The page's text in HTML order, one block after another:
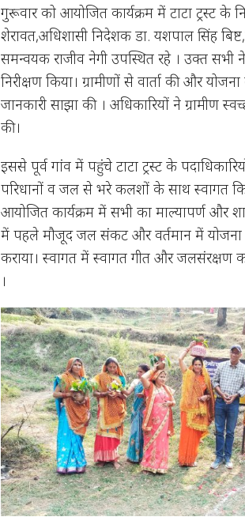
गुरूवार को आयोजित कार्यक्रम में टाटा ट्रस्ट के
शेरावत,अधिशासी निदेशक डा. यशपाल सिंह
समन्वयक राजीव नेगी उपस्थित रहे । उक्त
निरीक्षण किया। ग्रामीणों से वार्ता की और
जानकारी साझा की । अधिकारियों ने ग्रामीण
की।
इससे पूर्व गांव में पहुंचे टाटा ट्रस्ट के
परिधानों व जल से भरे कलशों के साथ स्वागत
आयोजित कार्यक्रम में सभी का माल्यापर्ण और
में पहले मौजूद जल संकट और वर्तमान में
कराया। स्वागत में स्वागत गीत और जलसंरक्षण
।